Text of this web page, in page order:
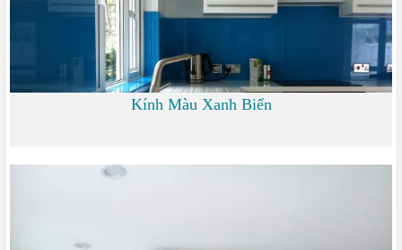
Kính Màu Xanh Biển